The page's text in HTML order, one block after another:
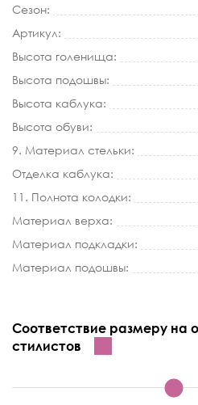
Сезон:
Артикул:
Высота голенища:
Высота подошвы:
Высота каблука:
Высота обуви:
9. Материал стельки:
Отделка каблука:
11. Полнота колодки:
Материал верха:
Материал подкладки:
Материал подошвы:
Соответствие размеру на
стилистов